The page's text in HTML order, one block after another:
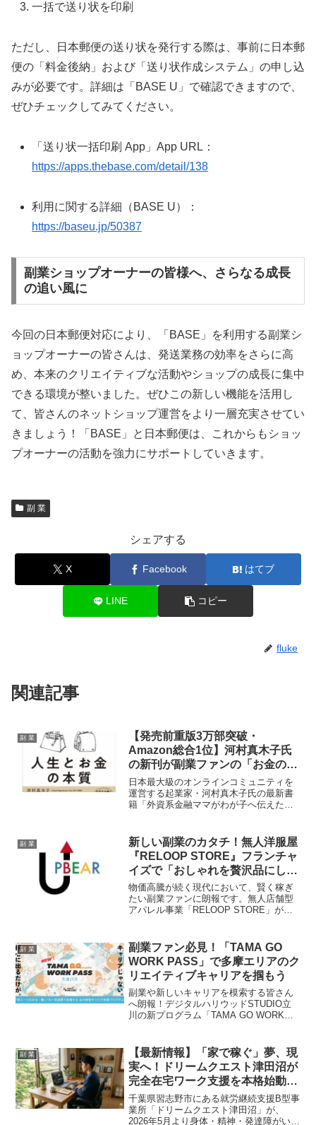
一括で送り状を印刷
ただし、日本郵便の送り状を発行する際は、事前に日本郵
便の「料金後納」および「送り状作成システム」の申し込
みが必要です。詳細は「BASE U」で確認できますので、
ぜひチェックしてみてください。
「送り状一括印刷 App」App URL：
https://apps.thebase.com/detail/138
利用に関する詳細（BASE U）：
https://baseu.jp/50387
副業ショップオーナーの皆様へ、さらなる成長
の追い風に
今回の日本郵便対応により、「BASE」を利用する副業シ
ョップオーナーの皆さんは、発送業務の効率をさらに高
め、本来のクリエイティブな活動やショップの成長に集中
できる環境が整いました。ぜひこの新しい機能を活用し
て、皆さんのネットショップ運営をより一層充実させてい
きましょう！「BASE」と日本郵便は、これからもショッ
プオーナーの活動を強力にサポートしていきます。
副 業
シェアする
X Facebook はてブ
LINE コピー
fluke
関連記事
副 業
【発売前重版3万部突破・
Amazon総合1位】河村真木子氏
の新刊が副業ファンの「お金の不
安」を解消する！
日本最大級のオンラインコミュニティを
運営する起業家・河村真木子氏の最新書
籍「外資系金融ママがわが子へ伝えたい
位を獲得するなど、発売前から大きな注
目を集めています。金融リテラシーとい
う「世界共通言語」を身につけ、人生の
選択肢を広げたい副業ファン必見の一冊
です。
副 業
新しい副業のカタチ！無人洋服屋
『RELOOP STORE』フランチャ
イズで「おしゃれを贅沢品にしな
い」を推し活しよう！
物価高騰が続く現代において、賢く稼ぎ
たい副業ファンに朗報です。無人店舗型
アパレル事業「RELOOP STORE」が、
い低コスト運営で、ファッションを楽し
みながら社会貢献もできる、新しい副業
の魅力を深掘りします。
副 業
副業ファン必見！「TAMA GO
WORK PASS」で多摩エリアのク
リエイティブキャリアを掴もう
副業や新しいキャリアを模索する皆さん
へ朗報！デジタルハリウッドSTUDIO立
川の新プログラム「TAMA GO WORK
から就業まで、あなたの「推し活」を強
力にバックアップ！
副 業
【最新情報】「家で稼ぐ」夢、現
実へ！ドリームクエスト津田沼が
完全在宅ワーク支援を本格始動！
ITスキルで最大時給500円も！
千葉県習志野市にある就労継続支援B型事
業所「ドリームクエスト津田沼」が、
2026年5月より身体・精神・発達障がい等